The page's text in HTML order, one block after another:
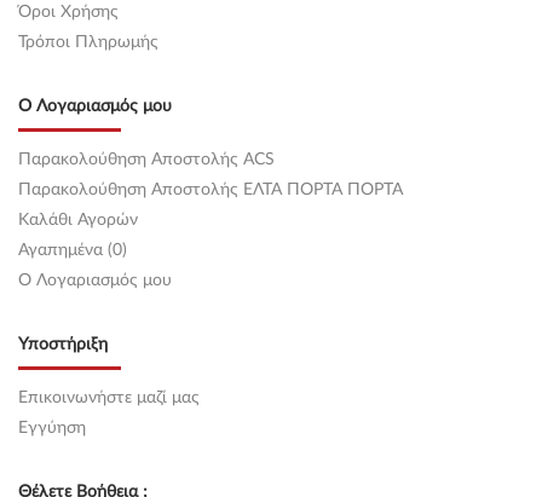
Όροι Χρήσης
Τρόποι Πληρωμής
Ο Λογαριασμός μου
Παρακολούθηση Αποστολής ACS
Παρακολούθηση Αποστολής ΕΛΤΑ ΠΟΡΤΑ ΠΟΡΤΑ
Καλάθι Αγορών
Αγαπημένα (0)
O Λογαριασμός μου
Υποστήριξη
Επικοινωνήστε μαζί μας
Εγγύηση
Θέλετε Βοήθεια ;